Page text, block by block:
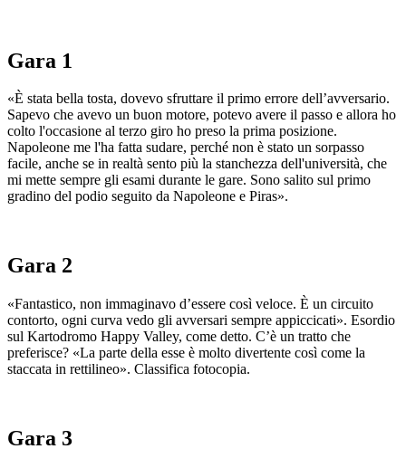
Gara 1
«È stata bella tosta, dovevo sfruttare il primo errore dell’avversario.
Sapevo che avevo un buon motore, potevo avere il passo e allora ho
colto l'occasione al terzo giro ho preso la prima posizione.
Napoleone me l'ha fatta sudare, perché non è stato un sorpasso
facile, anche se in realtà sento più la stanchezza dell'università, che
mi mette sempre gli esami durante le gare. Sono salito sul primo
gradino del podio seguito da Napoleone e Piras».
Gara 2
«Fantastico, non immaginavo d’essere così veloce. È un circuito
contorto, ogni curva vedo gli avversari sempre appiccicati». Esordio
sul Kartodromo Happy Valley, come detto. C’è un tratto che
preferisce? «La parte della esse è molto divertente così come la
staccata in rettilineo». Classifica fotocopia.
Gara 3